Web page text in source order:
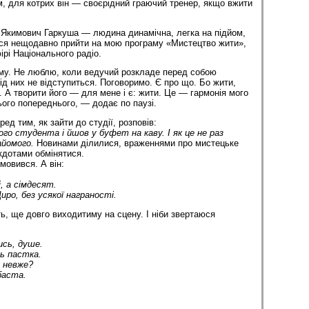
для котрих він — своєрідний граючий тренер, якщо вжити
Якимович Гаркуша — людина динамічна, легка на підйом,
нещодавно прийти на мою програму «Мистецтво жити»,
Національного радіо.
Не люблю, коли ведучий розкладе перед собою
них не відступиться. Поговоримо. Є про що. Бо жити,
А творити його — для мене і є: жити. Це — гармонія мого
попереднього, — додає по паузі.
тим, як зайти до студії, розповів:
студента і йшов у буфет на каву. І як це не раз
Новинами ділилися, враженнями про мистецьке
обмінятися.
А він:
а сімдесят.
без усякої награності.
ще довго виходитиму на сцену. І ніби звертаюся
душе.
пастка.
невже?